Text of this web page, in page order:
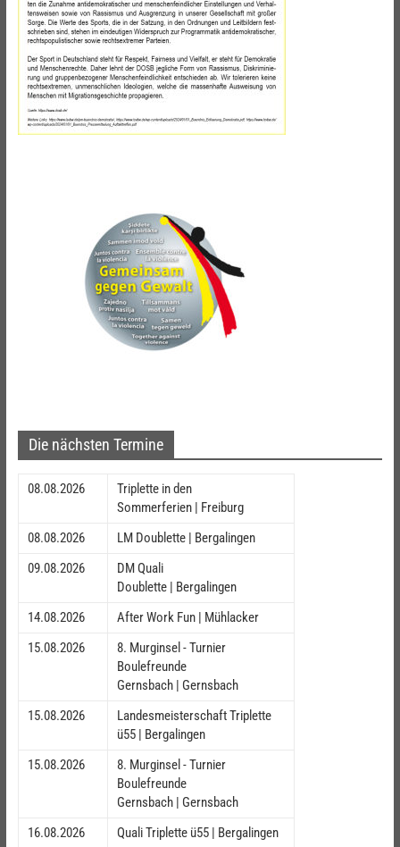
Die nächsten Termine
08.08.2026
Triplette in den
Sommerferien | Freiburg
08.08.2026
LM Doublette | Bergalingen
09.08.2026
DM Quali
Doublette | Bergalingen
14.08.2026
After Work Fun | Mühlacker
15.08.2026
8. Murginsel - Turnier
Boulefreunde
Gernsbach | Gernsbach
15.08.2026
Landesmeisterschaft Triplette
ü55 | Bergalingen
15.08.2026
8. Murginsel - Turnier
Boulefreunde
Gernsbach | Gernsbach
16.08.2026
Quali Triplette ü55 | Bergalingen